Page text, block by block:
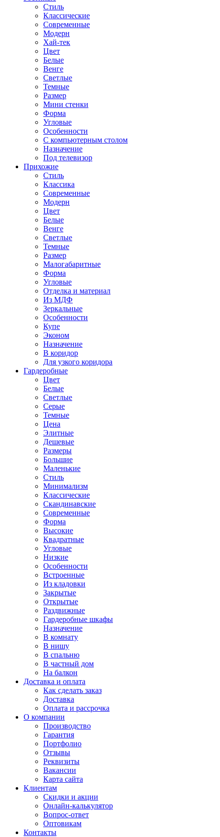
Стиль
Классические
Современные
Модерн
Хай-тек
Цвет
Белые
Венге
Светлые
Темные
Размер
Мини стенки
Форма
Угловые
Особенности
С компьютерным столом
Назначение
Под телевизор
Прихожие
Стиль
Классика
Современные
Модерн
Цвет
Белые
Венге
Светлые
Темные
Размер
Малогабаритные
Форма
Угловые
Отделка и материал
Из МДФ
Зеркальные
Особенности
Купе
Эконом
Назначение
В коридор
Для узкого коридора
Гардеробные
Цвет
Белые
Светлые
Серые
Темные
Цена
Элитные
Дешевые
Размеры
Большие
Маленькие
Стиль
Минимализм
Классические
Скандинавские
Современные
Форма
Высокие
Квадратные
Угловые
Низкие
Особенности
Встроенные
Из кладовки
Закрытые
Открытые
Раздвижные
Гардеробные шкафы
Назначение
В комнату
В нишу
В спальню
В частный дом
На балкон
Доставка и оплата
Как сделать заказ
Доставка
Оплата и рассрочка
О компании
Производство
Гарантия
Портфолио
Отзывы
Реквизиты
Вакансии
Карта сайта
Клиентам
Скидки и акции
Онлайн-калькулятор
Вопрос-ответ
Оптовикам
Контакты